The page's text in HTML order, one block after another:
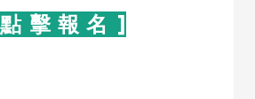
擊 報 名 ]